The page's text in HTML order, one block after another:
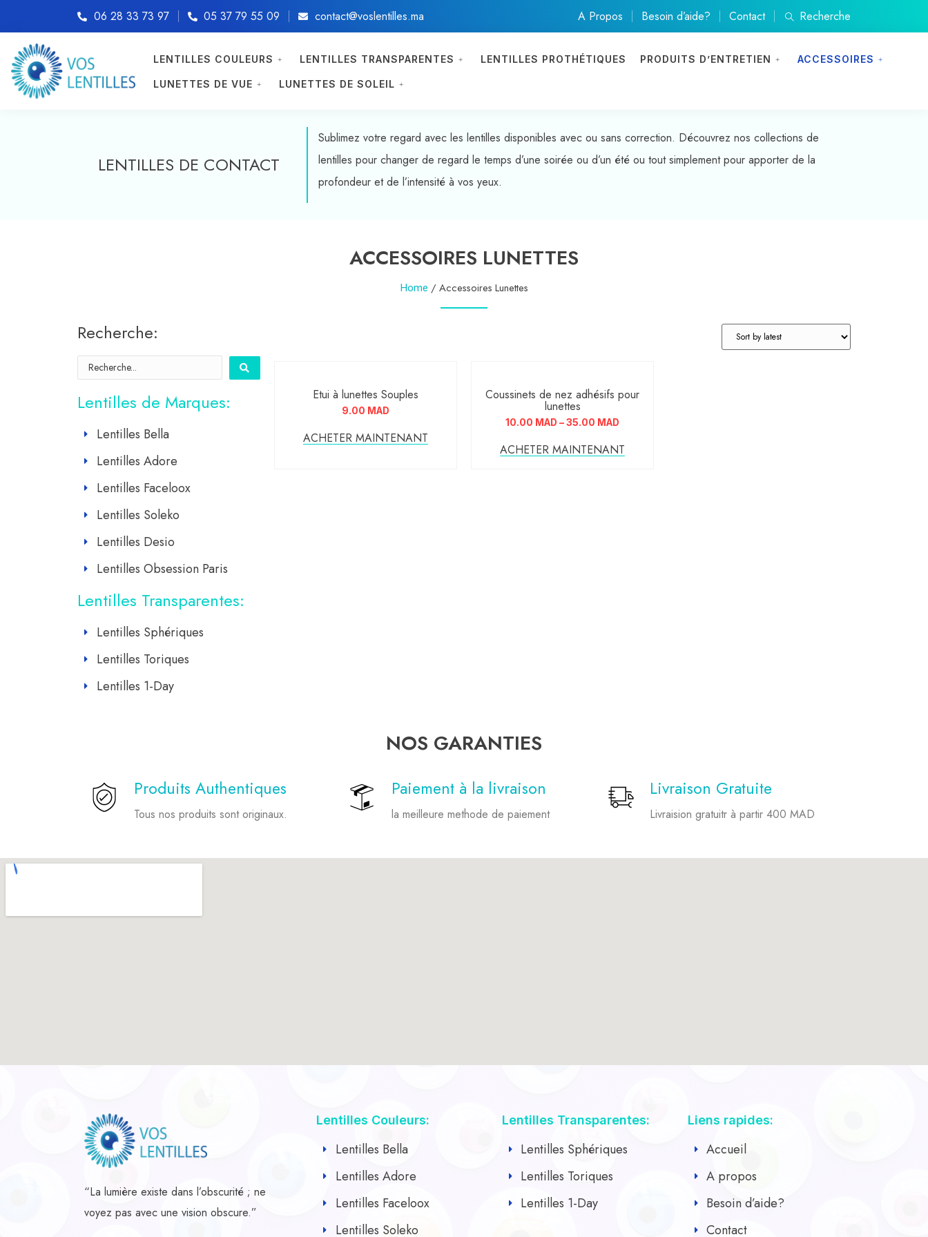
06 28 33 73 97 05 37 79 55 09 contact@voslentilles.ma À Propos Besoin d’aide? Contact Recherche
LENTILLES COULEURS LENTILLES TRANSPARENTES LENTILLES PROTHÉTIQUES PRODUITS D’ENTRETIEN ACCESSOIRES
LUNETTES DE VUE LUNETTES DE SOLEIL
LENTILLES DE CONTACT
Sublimez votre regard avec les lentilles disponibles avec ou sans correction. Découvrez nos collections de
lentilles pour changer de regard le temps d’une soirée ou d’un été ou tout simplement pour apporter de la
profondeur et de l’intensité à vos yeux.
ACCESSOIRES LUNETTES
Home / Accessoires Lunettes
Recherche:
Lentilles de Marques:
Lentilles Bella
Lentilles Adore
Lentilles Faceloox
Lentilles Soleko
Lentilles Desio
Lentilles Obsession Paris
Lentilles Transparentes:
Lentilles Sphériques
Lentilles Toriques
Lentilles 1-Day
Etui à lunettes Souples
9.00 MAD
ACHETER MAINTENANT
Coussinets de nez adhésifs pour
lunettes
10.00 MAD –35.00 MAD
ACHETER MAINTENANT
NOS GARANTIES
Produits Authentiques
Tous nos produits sont originaux.
Paiement à la livraison
la meilleure methode de paiement
Livraison Gratuite
Livraision gratuitr à partir 400 MAD
“La lumière existe dans l’obscurité ; ne
voyez pas avec une vision obscure.”
Lentilles Couleurs:
Lentilles Bella
Lentilles Adore
Lentilles Faceloox
Lentilles Soleko
Lentilles Transparentes:
Lentilles Sphériques
Lentilles Toriques
Lentilles 1-Day
Liens rapides:
Accueil
A propos
Besoin d’aide?
Contact